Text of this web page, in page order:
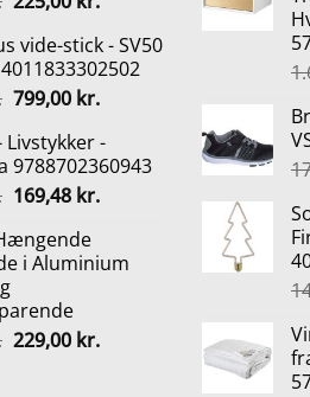
pris
var:
250,00 kr..
pris
er:
225,00 kr..
vide-stick - SV50
Den
pris
var:
860,00 kr..
799,00 kr.Den
pris
er:
799,00 kr..
Livstykker -
9788702360943
Den
pris
var:
169,48 kr.Den
er:
i Aluminium
Den
229,00 kr.Den